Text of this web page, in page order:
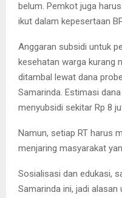
belum. Pemkot juga
ikut dalam kepesertaan
Anggaran subsidi untuk
kesehatan warga kurang
ditambal lewat dana
Samarinda. Estimasi
menyubsidi sekitar Rp 8
Namun, setiap RT harus
menjaring masyarakat
Sosialisasi dan edukasi,
Samarinda ini, jadi